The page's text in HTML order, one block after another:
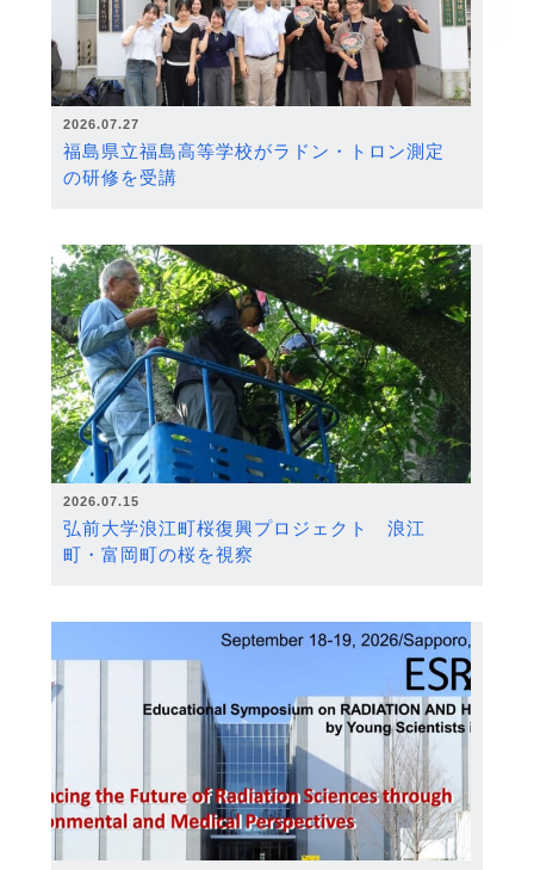
2026.07.27
福島県立福島高等学校がラドン・トロン測定
の研修を受講
2026.07.15
弘前大学浪江町桜復興プロジェクト 浪江
町・富岡町の桜を視察